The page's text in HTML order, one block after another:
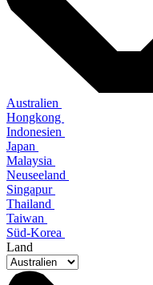
Australien
Hongkong
Indonesien
Japan
Malaysia
Neuseeland
Singapur
Thailand
Taiwan
Süd-Korea
Land